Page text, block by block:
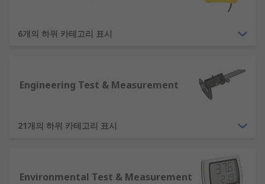
Power - watt (W)
Electric field strength - volt per metre
Electric conductance - siemens (S)
6개의 하위 카테고리 표시
Engineering Test & Measurement
21개의 하위 카테고리 표시
Environmental Test & Measurement